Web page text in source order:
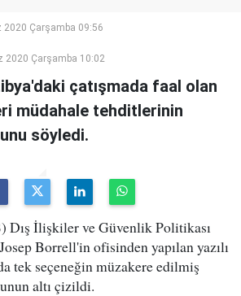
2020 Çarşamba 09:56
2020 Çarşamba 10:02
çatışmada faal olan
müdahale tehditlerinin
söyledi.
İlişkiler ve Güvenlik Politikası
Borrell'in ofisinden yapılan yazılı
tek seçeneğin müzakere edilmiş
altı çizildi.